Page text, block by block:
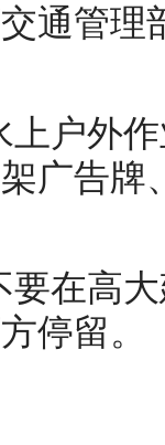
通管理
上户外
广告牌
要在高
停留。